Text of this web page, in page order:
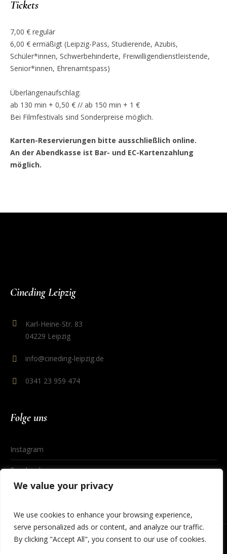
We value your privacy
We use cookies to enhance your browsing experience,
serve personalized ads or content, and analyze our traffic.
By clicking "Accept All", you consent to our use of cookies.
Tickets
7,00 € regulär
6,00 € ermäßigt (Leipzig-Pass, Studierende, Azubis,
Schüler*innen, Schwerbehinderte, Freiwilligendienstleistende,
Senior*innen, Ehrenamtspass)
Überlängenaufschlag:
ab 130 min + 0,50 € // ab 150 min + 1 €
Bei Filmfestivals sind Sonderpreise möglich.
Karten-Reservierungen bitte ausschließlich online.
An der Abendkasse ist Bar- und EC-Kartenzahlung
möglich.
Cineding Leipzig
Karl-Heine-Str. 83
04229 Leipzig
info@cineding-leipzig.de
0341 23 959 474
Folge uns
Instagram
Facebook